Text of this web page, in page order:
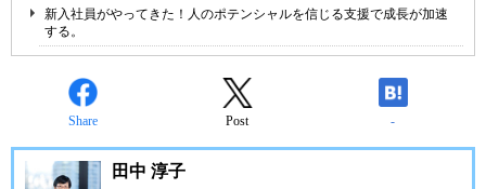
新入社員がやってきた！人のポテンシャルを信じる支援で成長が加速
する。
Share Post -
田中 淳子